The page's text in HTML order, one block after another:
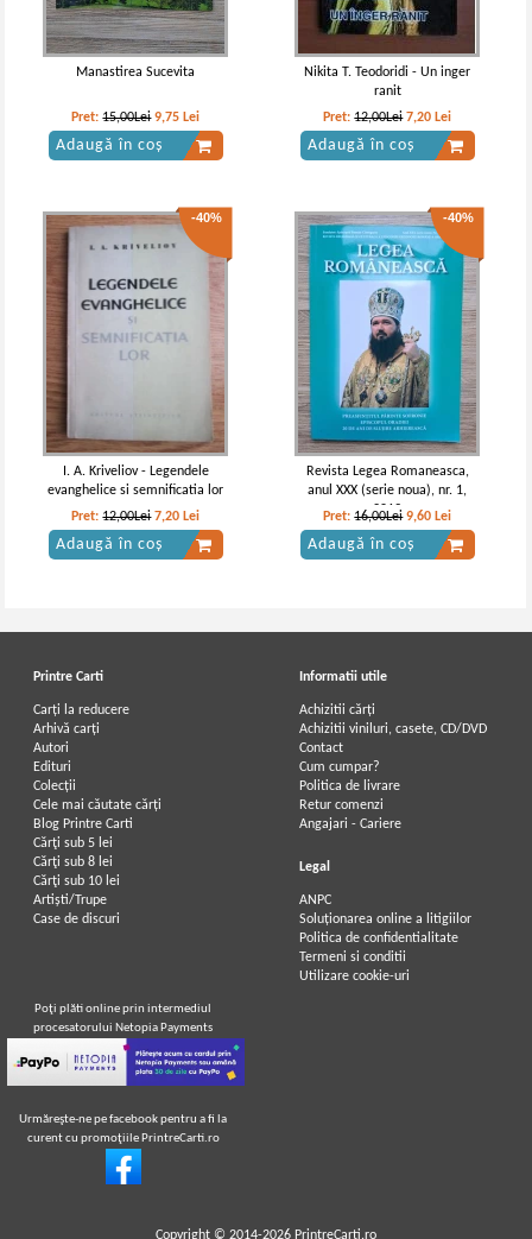
Manastirea Sucevita
Pret:15,00Lei 9,75 Lei
Adaugă în coș
Nikita T. Teodoridi - Un inger
ranit
Pret:12,00Lei 7,20 Lei
Adaugă în coș
-40%
I. A. Kriveliov - Legendele
evanghelice si semnificatia lor
Pret:12,00Lei 7,20 Lei
Adaugă în coș
-40%
Revista Legea Romaneasca,
anul XXX (serie noua), nr. 1,
2019
Pret:16,00Lei 9,60 Lei
Adaugă în coș
Printre Carti
Carți la reducere
Arhivă carți
Autori
Edituri
Colecții
Cele mai căutate cărți
Blog Printre Carti
Cărţi sub 5 lei
Cărţi sub 8 lei
Cărţi sub 10 lei
Artiști/Trupe
Case de discuri
Informatii utile
Achizitii cărți
Achizitii viniluri, casete, CD/DVD
Contact
Cum cumpar?
Politica de livrare
Retur comenzi
Angajari - Cariere
Legal
ANPC
Soluționarea online a litigiilor
Politica de confidentialitate
Termeni si conditii
Utilizare cookie-uri
Poţi plăti online prin intermediul
procesatorului Netopia Payments
Urmăreşte-ne pe facebook pentru a fi la
curent cu promoţiile PrintreCarti.ro
Copyright © 2014-2026 PrintreCarti.ro